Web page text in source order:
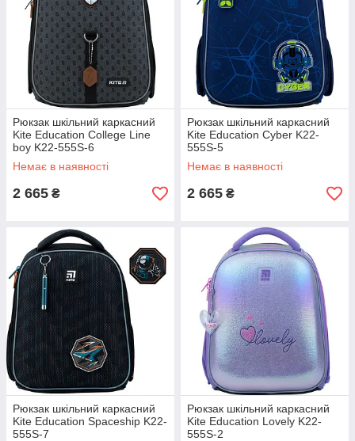
Рюкзак шкільний каркасний
Kite Education College Line
boy K22-555S-6
Немає в наявності
2 665 ₴
Рюкзак шкільний каркасний
Kite Education Cyber K22-
555S-5
Немає в наявності
2 665 ₴
Рюкзак шкільний каркасний
Kite Education Spaceship K22-
555S-7
Рюкзак шкільний каркасний
Kite Education Lovely K22-
555S-2